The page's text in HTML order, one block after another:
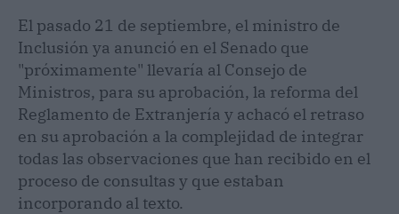
El pasado 21 de septiembre, el ministro de
Inclusión ya anunció en el Senado que
"próximamente" llevaría al Consejo de
Ministros, para su aprobación, la reforma del
Reglamento de Extranjería y achacó el retraso
en su aprobación a la complejidad de integrar
todas las observaciones que han recibido en el
proceso de consultas y que estaban
incorporando al texto.